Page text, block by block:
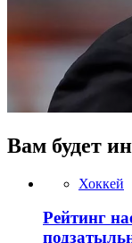
Вам будет
Хоккей
Рейтинг